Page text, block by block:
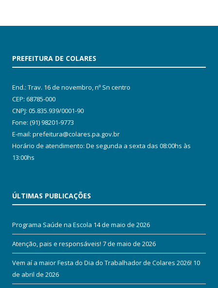
PREFEITURA DE COLARES
End.: Trav. 16 de novembro, nº Sn centro
CEP: 68785-000
CNPJ: 05.835.939/0001-90
Fone: (91) 98201-9773
E-mail: prefeitura@colares.pa.gov.br
Horário de atendimento: De segunda a sexta das 08:00hs às
13:00hs
ÚLTIMAS PUBLICAÇÕES
Programa Saúde na Escola 14 de maio de 2026
Atenção, pais e responsáveis! 7 de maio de 2026
Vem aí a maior Festa do Dia do Trabalhador de Colares 2026! 10
de abril de 2026